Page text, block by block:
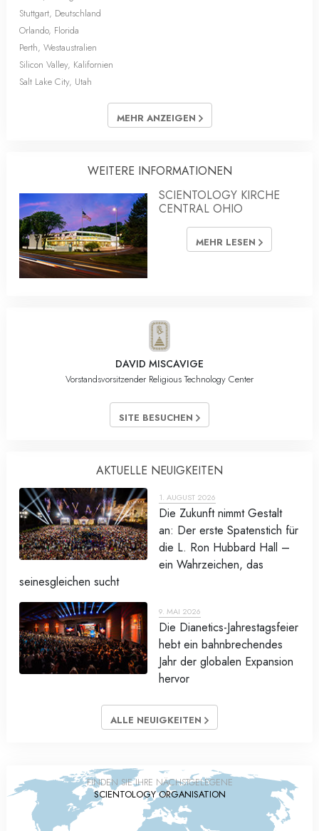
Stuttgart, Deutschland
Orlando, Florida
Perth, Westaustralien
Silicon Valley, Kalifornien
Salt Lake City, Utah
MEHR ANZEIGEN
WEITERE INFORMATIONEN
SCIENTOLOGY KIRCHE
CENTRAL OHIO
MEHR LESEN
DAVID MISCAVIGE
Vorstandsvorsitzender Religious Technology Center
SITE BESUCHEN
AKTUELLE NEUIGKEITEN
1. AUGUST 2026
Die Zukunft nimmt Gestalt
an: Der erste Spatenstich für
die L. Ron Hubbard Hall –
ein Wahrzeichen, das
seinesgleichen sucht
9. MAI 2026
Die Dianetics-Jahrestagsfeier
hebt ein bahnbrechendes
Jahr der globalen Expansion
hervor
ALLE NEUIGKEITEN
FINDEN SIE IHRE NÄCHSTGELEGENE
SCIENTOLOGY ORGANISATION